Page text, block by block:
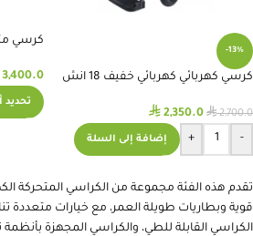
-13%
كرسي كهربائي كهربائي خفيف 18 انش
⃁2,700.0
⃁ 2,350.0
-
+ إضافة إلى السلة
كرسي
3,400.0
تحديد
تقدم هذه الفئة مجموعة من الكراسي المتحركة
قوية وبطاريات طويلة العمر، مع خيارات متعددة
الكراسي القابلة للطي، والكراسي المجهزة